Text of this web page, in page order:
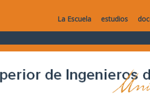
La Escuela estudios